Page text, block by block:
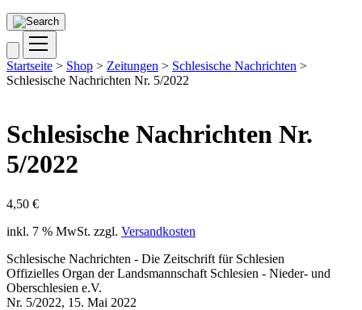
Startseite > Shop > Zeitungen > Schlesische Nachrichten >
Schlesische Nachrichten Nr. 5/2022
Schlesische Nachrichten Nr.
5/2022
4,50 €
inkl. 7 % MwSt. zzgl. Versandkosten
Schlesische Nachrichten - Die Zeitschrift für Schlesien
Offizielles Organ der Landsmannschaft Schlesien - Nieder- und
Oberschlesien e.V.
Nr. 5/2022, 15. Mai 2022